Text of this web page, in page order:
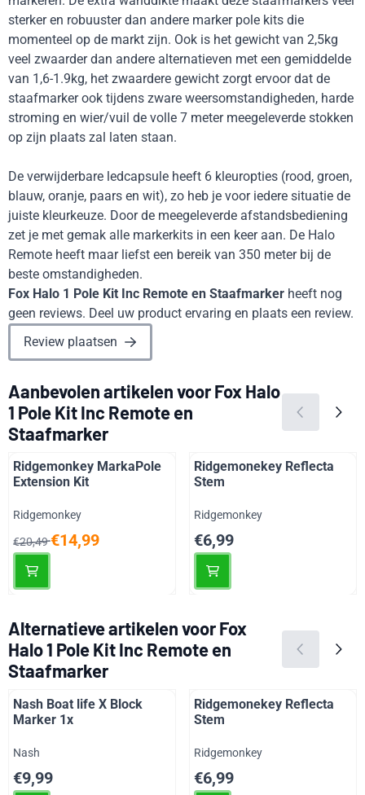
sterker en robuuster dan andere marker pole kits die
momenteel op de markt zijn. Ook is het gewicht van 2,5kg
veel zwaarder dan andere alternatieven met een gemiddelde
van 1,6-1.9kg, het zwaardere gewicht zorgt ervoor dat de
staafmarker ook tijdens zware weersomstandigheden, harde
stroming en wier/vuil de volle 7 meter meegeleverde stokken
op zijn plaats zal laten staan.
De verwijderbare ledcapsule heeft 6 kleuropties (rood, groen,
blauw, oranje, paars en wit), zo heb je voor iedere situatie de
juiste kleurkeuze. Door de meegeleverde afstandsbediening
zet je met gemak alle markerkits in een keer aan. De Halo
Remote heeft maar liefst een bereik van 350 meter bij de
beste omstandigheden.
Fox Halo 1 Pole Kit Inc Remote en Staafmarker heeft nog
geen reviews. Deel uw product ervaring en plaats een review.
Review plaatsen
Aanbevolen artikelen voorFox Halo
1 Pole Kit Inc Remote en
Staafmarker
Ridgemonkey MarkaPole
Extension Kit
Merk:
Ridgemonkey
Van 20,49 voor 14,99
€20,49€14,99
Ridgemonekey Reflecta
Stem
Merk:
Ridgemonkey
Prijs: 6,99
€6,99
Alternatieve artikelen voorFox
Halo 1 Pole Kit Inc Remote en
Staafmarker
Nash Boat life X Block
Marker 1x
Merk:
Nash
Prijs: 9,99
€9,99
Ridgemonekey Reflecta
Stem
Merk:
Ridgemonkey
Prijs: 6,99
€6,99